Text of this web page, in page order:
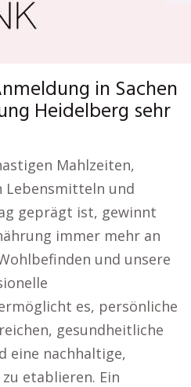
in Sachen
Heidelberg sehr
Mahlzeiten,
und
geprägt ist, gewinnt
immer mehr an
und unsere
es, persönliche
gesundheitliche
eine nachhaltige,
etablieren. Ein